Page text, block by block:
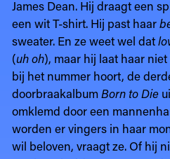
James Dean. Hij draagt een
een wit T-shirt. Hij past haar
sweater. En ze weet wel dat
(uh oh), maar hij laat haar
bij het nummer hoort, de
doorbraakalbum Born to Die
omklemd door een
worden er vingers in haar
wil beloven, vraagt ze. Of hij